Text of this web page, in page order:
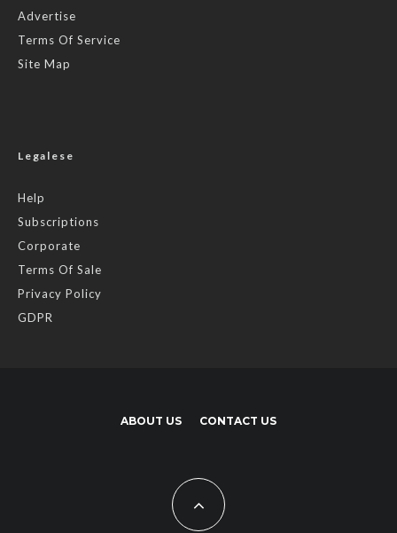
Advertise
Terms Of Service
Site Map
Legalese
Help
Subscriptions
Corporate
Terms Of Sale
Privacy Policy
GDPR
ABOUT US CONTACT US